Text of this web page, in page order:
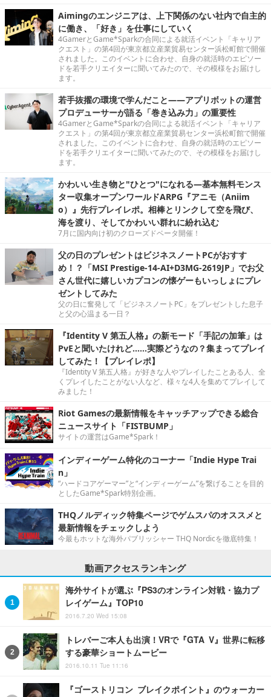
Aimingのエンジニアは、上下関係のない社内で自主的
に働き、「好き」を仕事にしていく
4GamerとGame*Sparkの合同による就活イベント「キャリア
クエスト」の第4回が東京都立産業貿易センター浜松町館で開催
されました。このイベントに合わせ、自身の就活時のエピソー
ドを若手クリエイターに聞いてみたので、その模様をお届けし
ます。
若手抜擢の環境で学んだこと――アプリボットの運営
プロデューサーが語る「巻き込み力」の重要性
4GamerとGame*Sparkの合同による就活イベント「キャリア
クエスト」の第4回が東京都立産業貿易センター浜松町館で開催
されました。このイベントに合わせ、自身の就活時のエピソー
ドを若手クリエイターに聞いてみたので、その模様をお届けし
ます。
かわいい生き物と"ひとつ"になれる―基本無料モンス
ター収集オープンワールドARPG『アニモ（Aniim
o）』先行プレイレポ。相棒とリンクして空を飛び、
海を渡り、そしてかわいい群れに紛れ込む
7月に国内向け初のクローズドベータ開催！
父の日のプレゼントはビジネスノートPCがおすす
め！？「MSI Prestige-14-AI+D3MG-2619JP」でお父
さん世代に嬉しいカプコンの懐ゲーもいっしょにプレ
ゼントしてみた
父の日に奮発して「ビジネスノートPC」をプレゼントした息子
と父の心温まる一日？
『Identity V 第五人格』の新モード「手記の加筆」は
PvEと聞いたけれど……実際どうなの？集まってプレイ
してみた！【プレイレポ】
『Identity V 第五人格』が好きな人やプレイしたことある人、全
くプレイしたことがない人など、様々な4人を集めてプレイして
みました！
Riot Gamesの最新情報をキャッチアップできる総合
ニュースサイト「FISTBUMP」
サイトの運営はGame*Spark！
インディーゲーム特化のコーナー「Indie Hype Trai
n」
“ハードコアゲーマー”と“インディーゲーム”を繋げることを目的
としたGame*Spark特別企画。
THQノルディック特集ページでゲムスパのオススメと
最新情報をチェックしよう
今最もホットな海外パブリッシャー THQ Nordicを徹底特集！
動画アクセスランキング
海外サイトが選ぶ『PS3のオンライン対戦・協力プ
レイゲーム』TOP10
2016.7.20 Wed 15:08
トレバーご本人も出演！VRで『GTA V』世界に転移
する豪華ショートムービー
2016.10.11 Tue 11:16
『ゴーストリコン ブレイクポイント』のウォーカー